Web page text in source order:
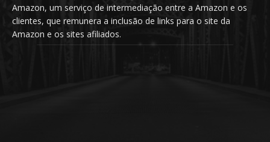
Amazon, um serviço de intermediação entre a Amazon e os
clientes, que remunera a inclusão de links para o site da
Amazon e os sites afiliados.